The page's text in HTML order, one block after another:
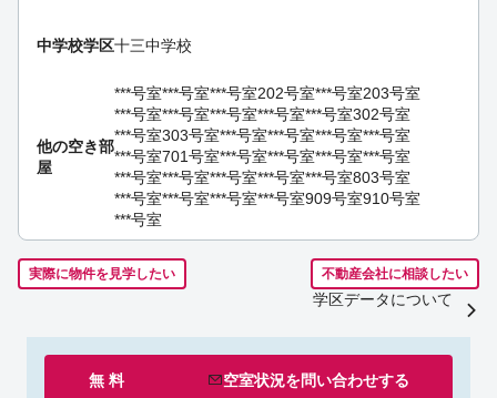
中学校学区十三中学校
他の空き部
屋
***号室***号室***号室202号室***号室203号室
***号室***号室***号室***号室***号室302号室
***号室303号室***号室***号室***号室***号室
***号室701号室***号室***号室***号室***号室
***号室***号室***号室***号室***号室803号室
***号室***号室***号室***号室909号室910号室
***号室
実際に物件を見学したい 不動産会社に相談したい
学区データについて
無 料 空室状況を問い合わせする